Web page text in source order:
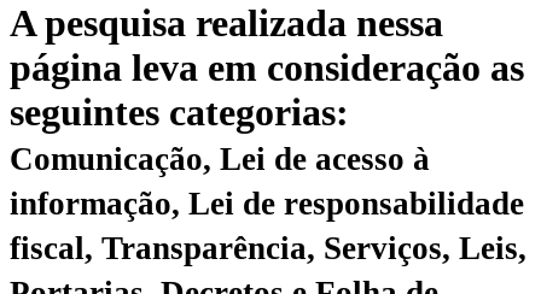
A pesquisa realizada nessa
página leva em consideração as
seguintes categorias:
Comunicação, Lei de acesso à
informação, Lei de responsabilidade
fiscal, Transparência, Serviços, Leis,